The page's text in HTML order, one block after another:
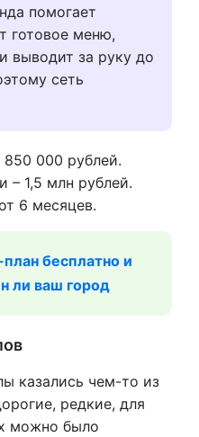
помогает
готовое меню,
выводит за руку до
сеть
850 000 рублей.
– 1,5 млн рублей.
6 месяцев.
бесплатно и
ли ваш город
казались чем-то из
редкие, для
можно было